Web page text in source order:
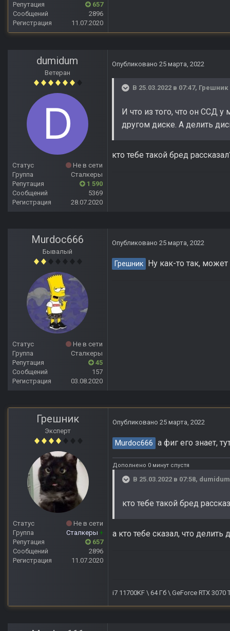
Репутация
657
Сообщений
2896
Регистрация
11.07.2020
dumidum
Ветеран
Статус
Не в сети
Группа
Сталкеры
Репутация
1 590
Сообщений
5369
Регистрация
28.07.2020
Опубликовано 25 марта, 2022
В 25.03.2022 в 07:47, Грешник
И что из того, что он ССД
другом диске. А делить
кто тебе такой бред
Murdoc666
Бывалый
Статус
Не в сети
Группа
Сталкеры
Репутация
45
Сообщений
157
Регистрация
03.08.2020
Опубликовано 25 марта, 2022
Грешник Ну как-то так, может
Грешник
Эксперт
Статус
Не в сети
Группа
Сталкеры +
Репутация
657
Сообщений
2896
Регистрация
11.07.2020
Опубликовано 25 марта, 2022
Murdoc666 а фиг его знает,
Дополнено 0 минут спустя
В 25.03.2022 в 07:58, dumidum
кто тебе такой бред
а кто тебе сказал, что делить
i7 11700KF \ 64 Гб \ GeForce RTX